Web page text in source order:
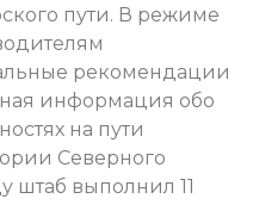
пути. В режиме
рекомендации
информация обо
на пути
Северного
штаб выполнил 11